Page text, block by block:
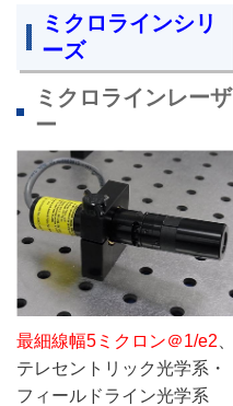
ミクロラインシリ
ーズ
ミクロラインレーザ
ー
最細線幅5ミクロン＠1/e2
テレセントリック光学系・
フィールドライン光学系